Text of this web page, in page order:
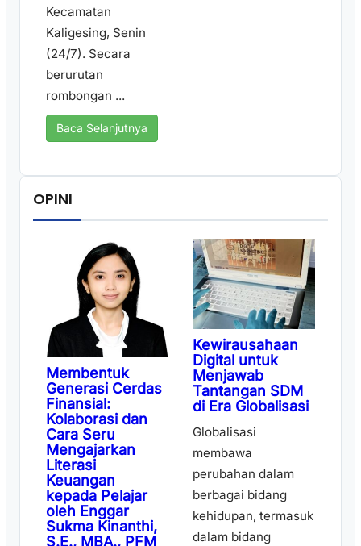
Kecamatan
Kaligesing, Senin
(24/7). Secara
berurutan
rombongan ...
Baca Selanjutnya
OPINI
Membentuk
Generasi Cerdas
Finansial:
Kolaborasi dan
Cara Seru
Mengajarkan
Literasi
Keuangan
kepada Pelajar
oleh Enggar
Sukma Kinanthi,
S.E., MBA., PFM
Kewirausahaan
Digital untuk
Menjawab
Tantangan SDM
di Era Globalisasi
Globalisasi
membawa
perubahan dalam
berbagai bidang
kehidupan, termasuk
dalam bidang